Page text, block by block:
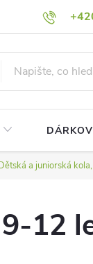
Podmínky
a juniorská
12